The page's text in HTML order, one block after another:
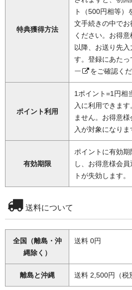
特典獲得方法
ト（500円相等）
文手続きの中で
ください。お得
以降、お送り先
す。登録にあたっ
ー
をご確認くだ
ポイント利用
1ポイント=1円相
入に利用できま
ません。お得意
入が対象になりま
有効期限
ポイントに有効
し、お得意様会
トが失効します。
送料について
全国（離島・沖
縄除く）
送料 0円
離島と沖縄 送料 2,500円（税